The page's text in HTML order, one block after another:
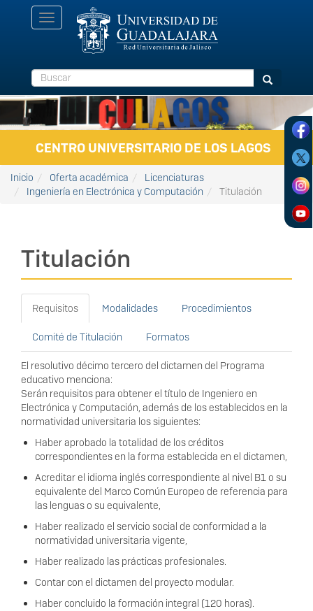
Pasar al contenido principal
Toggle
navigation
Buscar Buscar
CENTRO UNIVERSITARIO DE LOS LAGOS
Inicio Oferta académica
Licenciaturas
Ingeniería en Electrónica y Computación
Titulación
Titulación
Requisitos Modalidades Procedimientos
Comité de Titulación Formatos
El resolutivo décimo tercero del dictamen del Programa
educativo menciona:
Serán requisitos para obtener el título de Ingeniero en
Electrónica y Computación, además de los establecidos en la
normatividad universitaria los siguientes:
Haber aprobado la totalidad de los créditos
correspondientes en la forma establecida en el dictamen,
Acreditar el idioma inglés correspondiente al nivel B1 o su
equivalente del Marco Común Europeo de referencia para
las lenguas o su equivalente,
Haber realizado el servicio social de conformidad a la
normatividad universitaria vigente,
Haber realizado las prácticas profesionales.
Contar con el dictamen del proyecto modular.
Haber concluido la formación integral (120 horas).